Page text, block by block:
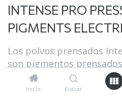
Inicio Buscar
INTENSE PRO
PIGMENTS
Los polvos prensados
son pigmentos
mate. Intense Pro™ está
amplia gama de tonos